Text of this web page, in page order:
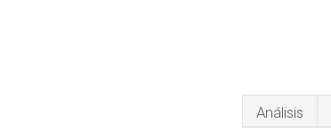
Análisis